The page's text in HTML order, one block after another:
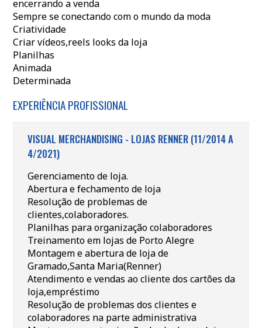
encerrando a venda
Sempre se conectando com o mundo da moda
Criatividade
Criar vídeos,reels looks da loja
Planilhas
Animada
Determinada
EXPERIÊNCIA PROFISSIONAL
VISUAL MERCHANDISING - LOJAS RENNER (11/2014 A
4/2021)
Gerenciamento de loja.
Abertura e fechamento de loja
Resolução de problemas de
clientes,colaboradores.
Planilhas para organização colaboradores
Treinamento em lojas de Porto Alegre
Montagem e abertura de loja de
Gramado,Santa Maria(Renner)
Atendimento e vendas ao cliente dos cartões da
loja,empréstimo
Resolução de problemas dos clientes e
colaboradores na parte administrativa